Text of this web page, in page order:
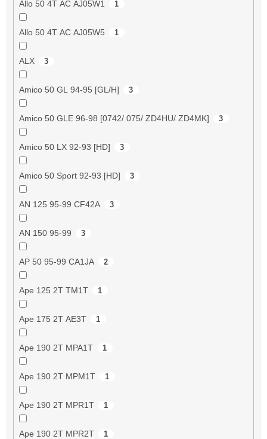
Allo 50 4T AC AJ05W1 1
Allo 50 4T AC AJ05W5 1
ALX 3
Amico 50 GL 94-95 [GL/H] 3
Amico 50 GLE 96-98 [0742/ 075/ ZD4HU/ ZD4MK] 3
Amico 50 LX 92-93 [HD] 3
Amico 50 Sport 92-93 [HD] 3
AN 125 95-99 CF42A 3
AN 150 95-99 3
AP 50 95-99 CA1JA 2
Ape 125 2T TM1T 1
Ape 175 2T AE3T 1
Ape 190 2T MPA1T 1
Ape 190 2T MPM1T 1
Ape 190 2T MPR1T 1
Ape 190 2T MPR2T 1